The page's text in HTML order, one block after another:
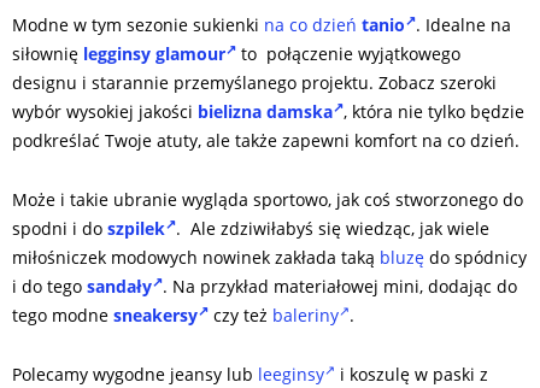
Modne w tym sezonie sukienki na co dzień tanio . Idealne na
siłownię legginsy glamour
to połączenie wyjątkowego
designu i starannie przemyślanego projektu. Zobacz szeroki
wybór wysokiej jakości bielizna damska , która nie tylko będzie
podkreślać Twoje atuty, ale także zapewni komfort na co dzień.
Może i takie ubranie wygląda sportowo, jak coś stworzonego do
spodni i do szpilek . Ale zdziwiłabyś się wiedząc, jak wiele
miłośniczek modowych nowinek zakłada taką bluzę do spódnicy
i do tego sandały . Na przykład materiałowej mini, dodając do
tego modne sneakersy czy też baleriny .
Polecamy wygodne jeansy lub leeginsy
i koszulę w paski z